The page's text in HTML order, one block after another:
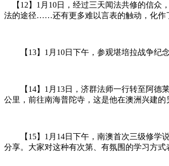
【12】1月10日，经过三天闻法共修的信众
法的途径……还有更多难以言表的触动，化作
【13】1月10日下午，参观堪培拉战争纪念
【14】1月13日，济群法师一行转至阿德莱
公里，前往南海普陀寺，这是他在澳洲兴建
【15】1月14日下午，南澳首次三级修学说
分享。大家对这种有次第、有氛围的学习方式